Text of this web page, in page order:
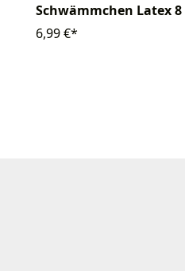
Schwämmchen Latex 8
6,99 €*